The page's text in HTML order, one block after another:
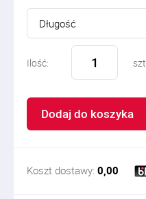
Długość
Ilość: szt.
Dodaj do koszyka
Koszt dostawy: 0,00